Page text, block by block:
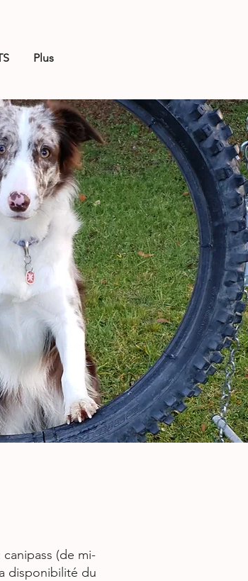
Plus
(de mi-
disponibilité du